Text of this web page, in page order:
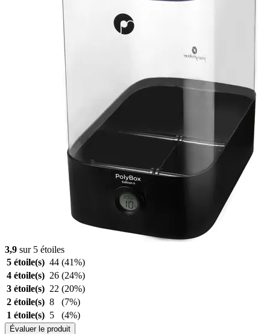
3,9 sur 5 étoiles
5 étoile(s) 44 (41%)
4 étoile(s) 26 (24%)
3 étoile(s) 22 (20%)
2 étoile(s) 8
(7%)
1 étoile(s) 5 (4%)
Évaluer le produit